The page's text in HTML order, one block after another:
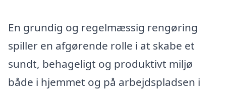
En grundig og regelmæssig rengøring
spiller en afgørende rolle i at skabe et
sundt, behageligt og produktivt miljø
både i hjemmet og på arbejdspladsen i